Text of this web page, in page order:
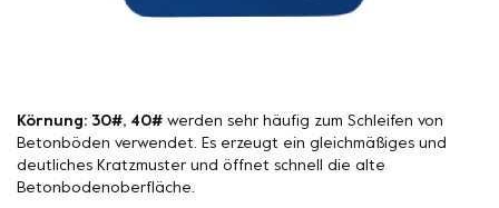
Körnung: 30#, 40# werden sehr häufig zum Schleifen von
Betonböden verwendet. Es erzeugt ein gleichmäßiges und
deutliches Kratzmuster und öffnet schnell die alte
Betonbodenoberfläche.